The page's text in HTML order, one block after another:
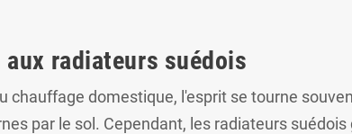
radiateurs suédois
chauffage domestique, l'esprit se tourne
par le sol. Cependant, les radiateurs